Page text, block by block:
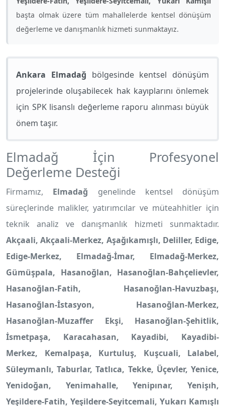
başta olmak üzere tüm mahallelerde kentsel dönüşüm
değerleme ve danışmanlık hizmeti sunmaktayız.
Ankara Elmadağ bölgesinde kentsel dönüşüm
projelerinde oluşabilecek hak kayıplarını önlemek
için SPK lisanslı değerleme raporu alınması büyük
önem taşır.
Elmadağ İçin Profesyonel
Değerleme Desteği
Firmamız, Elmadağ genelinde kentsel dönüşüm
süreçlerinde malikler, yatırımcılar ve müteahhitler için
teknik analiz ve danışmanlık hizmeti sunmaktadır.
Akçaali, Akçaali-Merkez, Aşağıkamışlı, Deliller, Edige,
Edige-Merkez, Elmadağ-İmar, Elmadağ-Merkez,
Gümüşpala, Hasanoğlan, Hasanoğlan-Bahçelievler,
Hasanoğlan-Fatih, Hasanoğlan-Havuzbaşı,
Hasanoğlan-İstasyon, Hasanoğlan-Merkez,
Hasanoğlan-Muzaffer Ekşi, Hasanoğlan-Şehitlik,
İsmetpaşa, Karacahasan, Kayadibi, Kayadibi-
Merkez, Kemalpaşa, Kurtuluş, Kuşcuali, Lalabel,
Süleymanlı, Taburlar, Tatlıca, Tekke, Üçevler, Yenice,
Yenidoğan, Yenimahalle, Yenipınar, Yenişıh,
Yeşildere-Fatih, Yeşildere-Seyitcemali, Yukarı Kamışlı